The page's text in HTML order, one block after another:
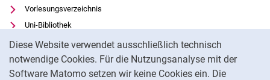
Diese Website verwendet ausschließlich technisch
notwendige Cookies. Für die Nutzungsanalyse mit der
Software Matomo setzen wir keine Cookies ein. Die
Lehrveranstaltungen
Spezialveranstaltungen
Forschungs- und Drittmittelprojekte
Auszeichnungen und Preise
Vorlesungsverzeichnis
Uni-Bibliothek
Moodle
Panopto
Datenschutz